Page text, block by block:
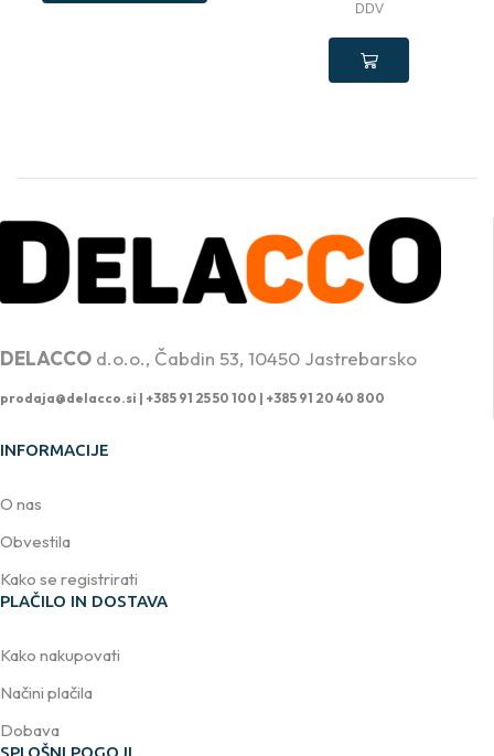
DDV
DELACCO d.o.o., Čabdin 53, 10450 Jastrebarsko
prodaja@delacco.si | +385 91 25 50 100 | +385 91 20 40 800
INFORMACIJE
O nas
Obvestila
Kako se registrirati
PLAČILO IN DOSTAVA
Kako nakupovati
Načini plačila
Dobava
SPLOŠNI POGOJI